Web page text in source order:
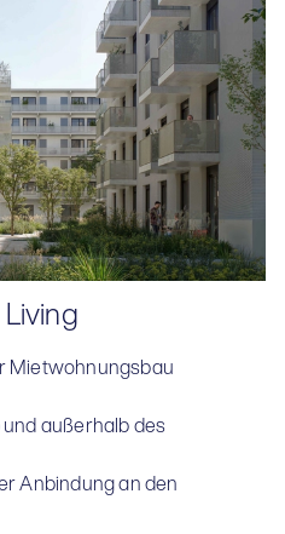
Mietwohnungsbau
außerhalb des
Anbindung an den